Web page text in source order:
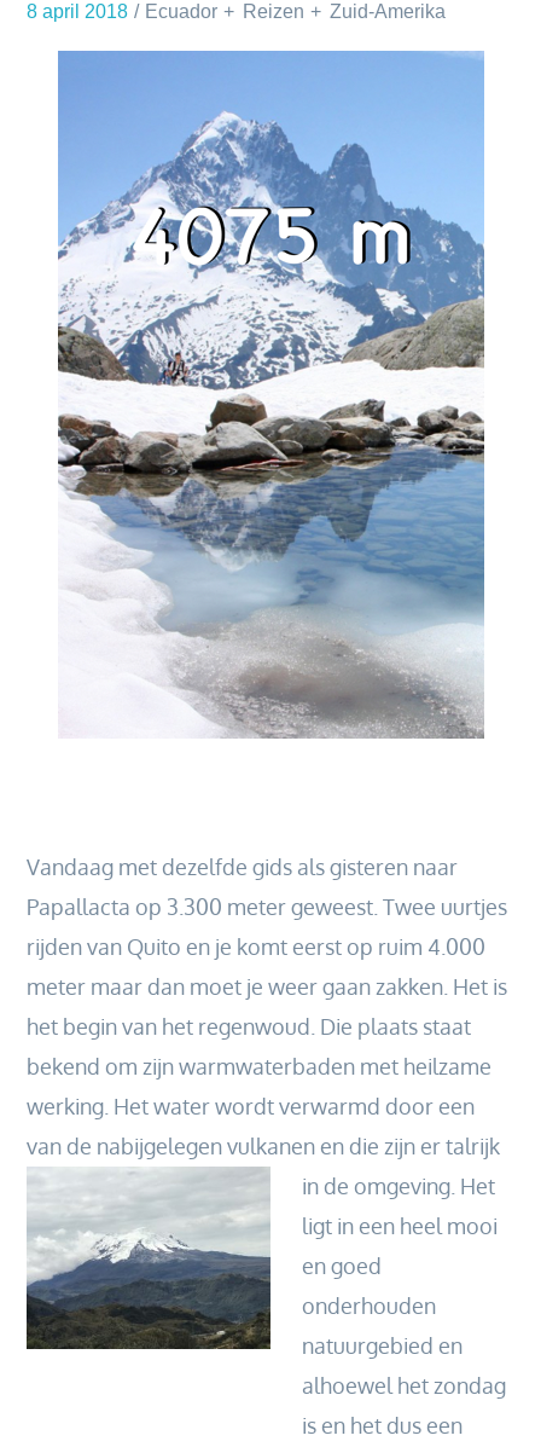
8 april 2018 Ecuador Reizen Zuid-Amerika
Vandaag met dezelfde gids als gisteren naar
Papallacta op 3.300 meter geweest. Twee uurtjes
rijden van Quito en je komt eerst op ruim 4.000
meter maar dan moet je weer gaan zakken. Het is
het begin van het regenwoud. Die plaats staat
bekend om zijn warmwaterbaden met heilzame
werking. Het water wordt verwarmd door een
van de nabijgelegen vulkanen en die zijn er talrijk
in de omgeving. Het
ligt in een heel mooi
en goed
onderhouden
natuurgebied en
alhoewel het zondag
is en het dus een